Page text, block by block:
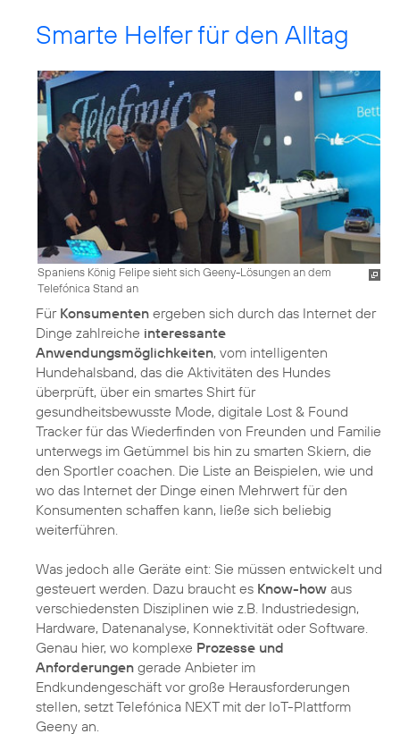
Smarte Helfer für den Alltag
Spaniens König Felipe sieht sich Geeny-Lösungen an dem
Telefónica Stand an
Für Konsumenten ergeben sich durch das Internet der
Dinge zahlreiche interessante
Anwendungsmöglichkeiten, vom intelligenten
Hundehalsband, das die Aktivitäten des Hundes
überprüft, über ein smartes Shirt für
gesundheitsbewusste Mode, digitale Lost & Found
Tracker für das Wiederfinden von Freunden und Familie
unterwegs im Getümmel bis hin zu smarten Skiern, die
den Sportler coachen. Die Liste an Beispielen, wie und
wo das Internet der Dinge einen Mehrwert für den
Konsumenten schaffen kann, ließe sich beliebig
weiterführen.
Was jedoch alle Geräte eint: Sie müssen entwickelt und
gesteuert werden. Dazu braucht es Know-how aus
verschiedensten Disziplinen wie z.B. Industriedesign,
Hardware, Datenanalyse, Konnektivität oder Software.
Genau hier, wo komplexe Prozesse und
Anforderungen gerade Anbieter im
Endkundengeschäft vor große Herausforderungen
stellen, setzt Telefónica NEXT mit der IoT-Plattform
Geeny an.